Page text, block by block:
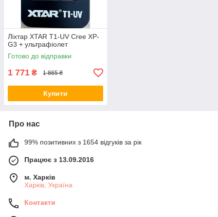
Ліхтар XTAR T1-UV Cree XP-
G3 + ультрафіолет
Готово до відправки
1 771 ₴ 1 865 ₴
Купити
Про нас
99% позитивних з 1654 відгуків за рік
Працює з 13.09.2016
м. Харків
Харків, Україна
Контакти